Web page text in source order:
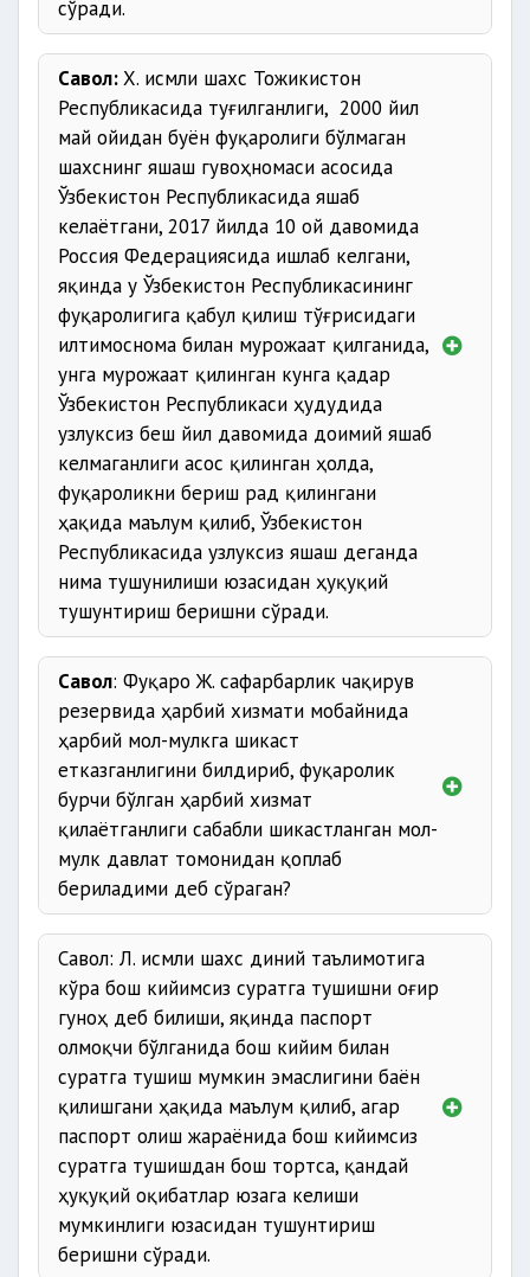
сўради.
Савол:Х. исмли шахс Тожикистон
Республикасида туғилганлиги, 2000 йил
май ойидан буён фуқаролиги бўлмаган
шахснинг яшаш гувоҳномаси асосида
Ўзбекистон Республикасида яшаб
келаётгани, 2017 йилда 10 ой давомида
Россия Федерациясида ишлаб келгани,
яқинда у Ўзбекистон Республикасининг
фуқаролигига қабул қилиш тўғрисидаги
илтимоснома билан мурожаат қилганида,
унга мурожаат қилинган кунга қадар
Ўзбекистон Республикаси ҳудудида
узлуксиз беш йил давомида доимий яшаб
келмаганлиги асос қилинган ҳолда,
фуқароликни бериш рад қилингани
ҳақида маълум қилиб, Ўзбекистон
Республикасида узлуксиз яшаш деганда
нима тушунилиши юзасидан ҳуқуқий
тушунтириш беришни сўради.
Савол: Фуқаро Ж. сафарбарлик чақирув
резервида ҳарбий хизмати мобайнида
ҳарбий мол-мулкга шикаст
етказганлигини билдириб, фуқаролик
бурчи бўлган ҳарбий хизмат
қилаётганлиги сабабли шикастланган мол-
мулк давлат томонидан қоплаб
бериладими деб сўраган?
Савол: Л. исмли шахс диний таълимотига
кўра бош кийимсиз суратга тушишни оғир
гуноҳ деб билиши, яқинда паспорт
олмоқчи бўлганида бош кийим билан
суратга тушиш мумкин эмаслигини баён
қилишгани ҳақида маълум қилиб, агар
паспорт олиш жараёнида бош кийимсиз
суратга тушишдан бош тортса, қандай
ҳуқуқий оқибатлар юзага келиши
мумкинлиги юзасидан тушунтириш
беришни сўради.